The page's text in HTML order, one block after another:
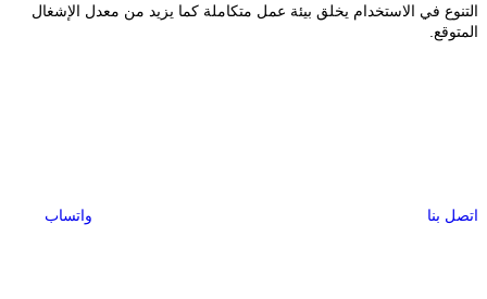
التنوع في الاستخدام يخلق بيئة عمل متكاملة كما يزيد من معدل الإشغال
المتوقع.
اتصل بنا واتساب